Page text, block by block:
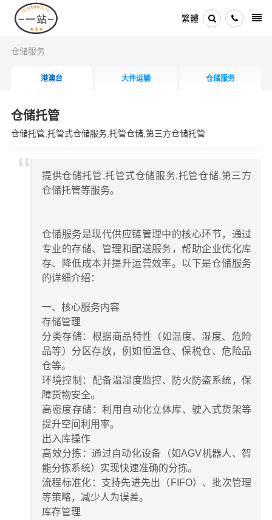
繁體
仓储服务
港澳台 大件运输 仓储服务
仓储托管
仓储托管,托管式仓储服务,托管仓储,第三方仓储托管
提供仓储托管,托管式仓储服务,托管仓储,第三方
仓储托管等服务。
仓储服务是现代供应链管理中的核心环节，通过
专业的存储、管理和配送服务，帮助企业优化库
存、降低成本并提升运营效率。以下是仓储服务
的详细介绍：
​​一、核心服务内容​​
​​存储管理​​
​​分类存储​​：根据商品特性（如温度、湿度、危险
品等）分区存放，例如恒温仓、保税仓、危险品
仓等。
​​环境控制​​：配备温湿度监控、防火防盗系统，保
障货物安全。
​​高密度存储​​：利用自动化立体库、驶入式货架等
提升空间利用率。
​​出入库操作​​
​​高效分拣​​：通过自动化设备（如AGV机器人、智
能分拣系统）实现快速准确的分拣。
​​流程标准化​​：支持先进先出（FIFO）、批次管理
等策略，减少人为误差。
​​库存管理​​